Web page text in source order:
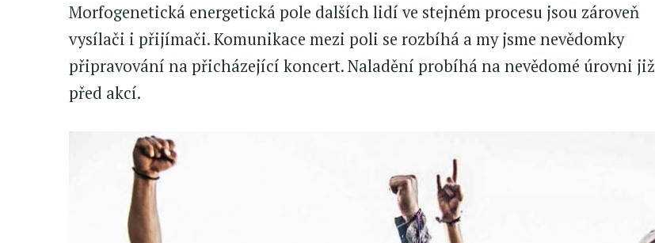
Morfogenetická energetická pole dalších lidí ve stejném procesu jsou zároveň
vysílači i přijímači. Komunikace mezi poli se rozbíhá a my jsme nevědomky
připravování na přicházející koncert. Naladění probíhá na nevědomé úrovni již
před akcí.